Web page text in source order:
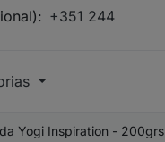
+351 244
Yogi Inspiration - 200grs